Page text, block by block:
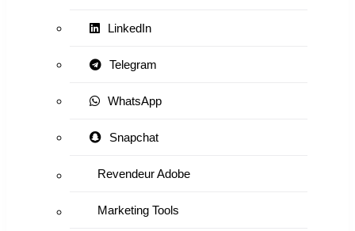
LinkedIn
Telegram
WhatsApp
Snapchat
Revendeur Adobe
Marketing Tools